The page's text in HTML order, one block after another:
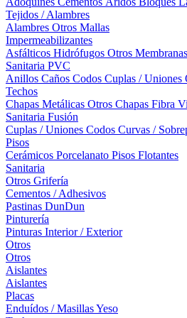
Tejidos / Alambres
Alambres Otros Mallas
Impermeabilizantes
Asfálticos Hidrófugos Otros
Sanitaria PVC
Anillos Caños Codos Cuplas / Uniones
Techos
Chapas Metálicas Otros Chapas Fibra
Sanitaria Fusión
Cuplas / Uniones Codos Curvas /
Pisos
Cerámicos Porcelanato Pisos Flotantes
Sanitaria
Otros Grifería
Cementos / Adhesivos
Pastinas DunDun
Pinturería
Pinturas Interior / Exterior
Otros
Otros
Aislantes
Aislantes
Placas
Enduídos / MasillasYeso